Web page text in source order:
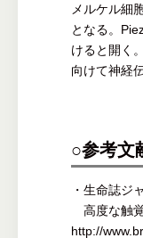
メルケル細
となる。
けると開く
向けて神経
○参考文
・生命誌ジ
高度な触
http://